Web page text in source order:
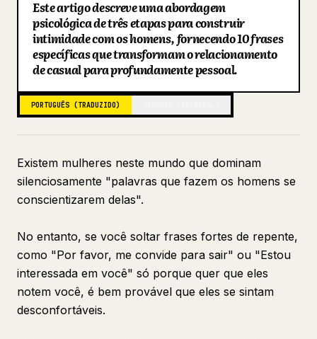
Blog
Atualizações
Este artigo descreve uma abordagem
psicológica de três etapas para construir
intimidade com os homens, fornecendo 10 frases
específicas que transformam o relacionamento
de casual para profundamente pessoal.
PORTUGUÊS (TRADUZIDO)
Existem mulheres neste mundo que dominam
silenciosamente "palavras que fazem os homens se
conscientizarem delas".
No entanto, se você soltar frases fortes de repente,
como "Por favor, me convide para sair" ou "Estou
interessada em você" só porque quer que eles
notem você, é bem provável que eles se sintam
desconfortáveis.